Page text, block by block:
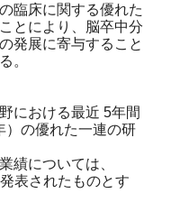
臨床に関する優れた
とにより、脳卒中分
発展に寄与すること
。
における最近 5年間
）の優れた一連の研
績については、
表されたものとす